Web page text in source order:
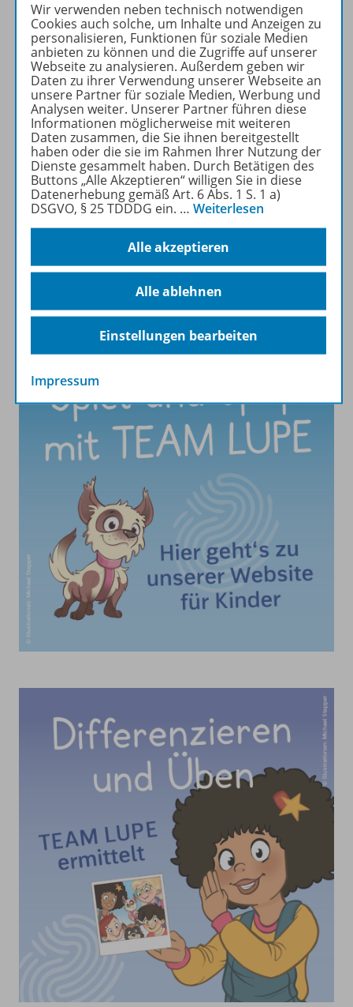
Wir verwenden neben technisch notwendigen
Cookies auch solche, um Inhalte und Anzeigen zu
personalisieren, Funktionen für soziale Medien
anbieten zu können und die Zugriffe auf unserer
Webseite zu analysieren. Außerdem geben wir
Daten zu ihrer Verwendung unserer Webseite an
unsere Partner für soziale Medien, Werbung und
Analysen weiter. Unserer Partner führen diese
Informationen möglicherweise mit weiteren
Daten zusammen, die Sie ihnen bereitgestellt
haben oder die sie im Rahmen Ihrer Nutzung der
Dienste gesammelt haben. Durch Betätigen des
Buttons „Alle Akzeptieren“ willigen Sie in diese
Datenerhebung gemäß Art. 6 Abs. 1 S. 1 a)
DSGVO, § 25 TDDDG ein. … Weiterlesen
Alle akzeptieren
Alle ablehnen
Einstellungen bearbeiten
Impressum